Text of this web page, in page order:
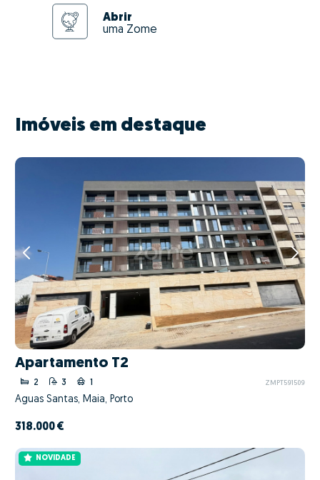
Abrir
uma Zome
Imóveis em destaque
Apartamento T2
2 3 1 ZMPT591509
Águas Santas, Maia, Porto
318.000 €
NOVIDADE